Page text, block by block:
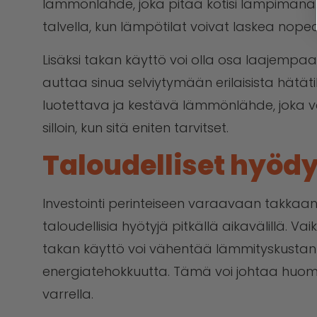
lämmönlähde, joka pitää kotisi
talvella, kun lämpötilat voivat laskea
Lisäksi takan käyttö voi olla osa
auttaa sinua selviytymään erilaisista
luotettava ja kestävä lämmönlähde, joka
silloin, kun sitä eniten tarvitset.
Taloudelliset
Investointi perinteiseen varaavaan
taloudellisia hyötyjä pitkällä aikavälillä.
takan käyttö voi vähentää
energiatehokkuutta. Tämä voi johtaa
varrella.